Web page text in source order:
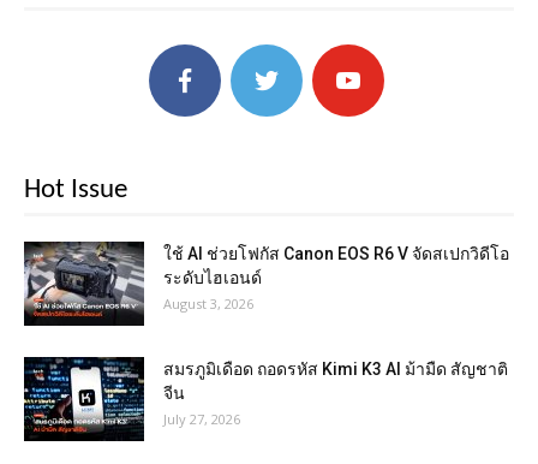
Hot Issue
ใช้ AI ช่วยโฟกัส Canon EOS R6 V จัดสเปกวิดีโอ
ระดับไฮเอนด์
August 3, 2026
สมรภูมิเดือด ถอดรหัส Kimi K3 AI ม้ามืด สัญชาติ
จีน
July 27, 2026